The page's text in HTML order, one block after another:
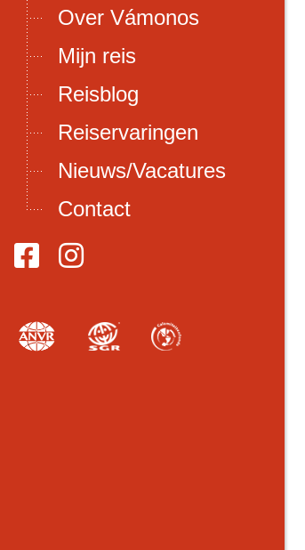
Over Vámonos
Mijn reis
Reisblog
Reiservaringen
Nieuws/Vacatures
Contact